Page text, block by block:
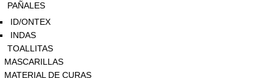
PAÑALES
ID/ONTEX
INDAS
TOALLITAS
MASCARILLAS
MATERIAL DE CURAS